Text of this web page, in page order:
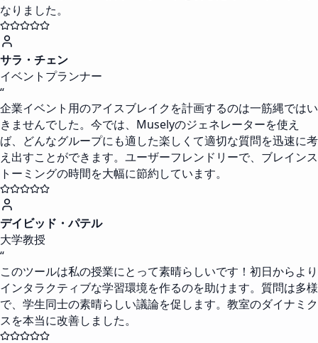
なりました。
サラ・チェン
イベントプランナー
“
企業イベント用のアイスブレイクを計画するのは一筋縄ではい
きませんでした。今では、Muselyのジェネレーターを使え
ば、どんなグループにも適した楽しくて適切な質問を迅速に考
え出すことができます。ユーザーフレンドリーで、ブレインス
トーミングの時間を大幅に節約しています。
デイビッド・パテル
大学教授
“
このツールは私の授業にとって素晴らしいです！初日からより
インタラクティブな学習環境を作るのを助けます。質問は多様
で、学生同士の素晴らしい議論を促します。教室のダイナミク
スを本当に改善しました。